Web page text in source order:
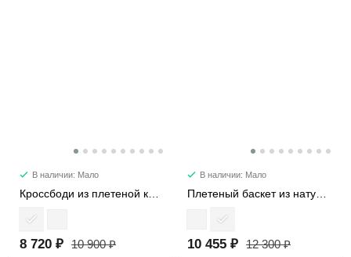
В наличии: Мало
8 720 ₽ 10 900 ₽
В наличии: Мало
10 455 ₽ 12 300 ₽